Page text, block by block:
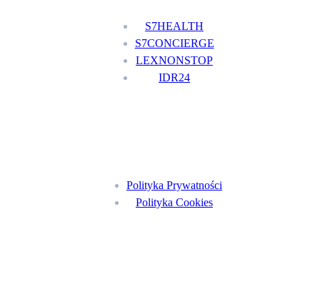
S7HEALTH
S7CONCIERGE
LEXNONSTOP
IDR24
Polityka Prywatności
Polityka Cookies